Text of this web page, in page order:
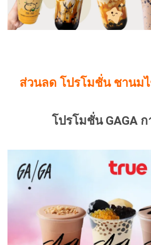
ส่วนลด โปรโมชั่น ชานม
โปรโมชั่น GAGA ก